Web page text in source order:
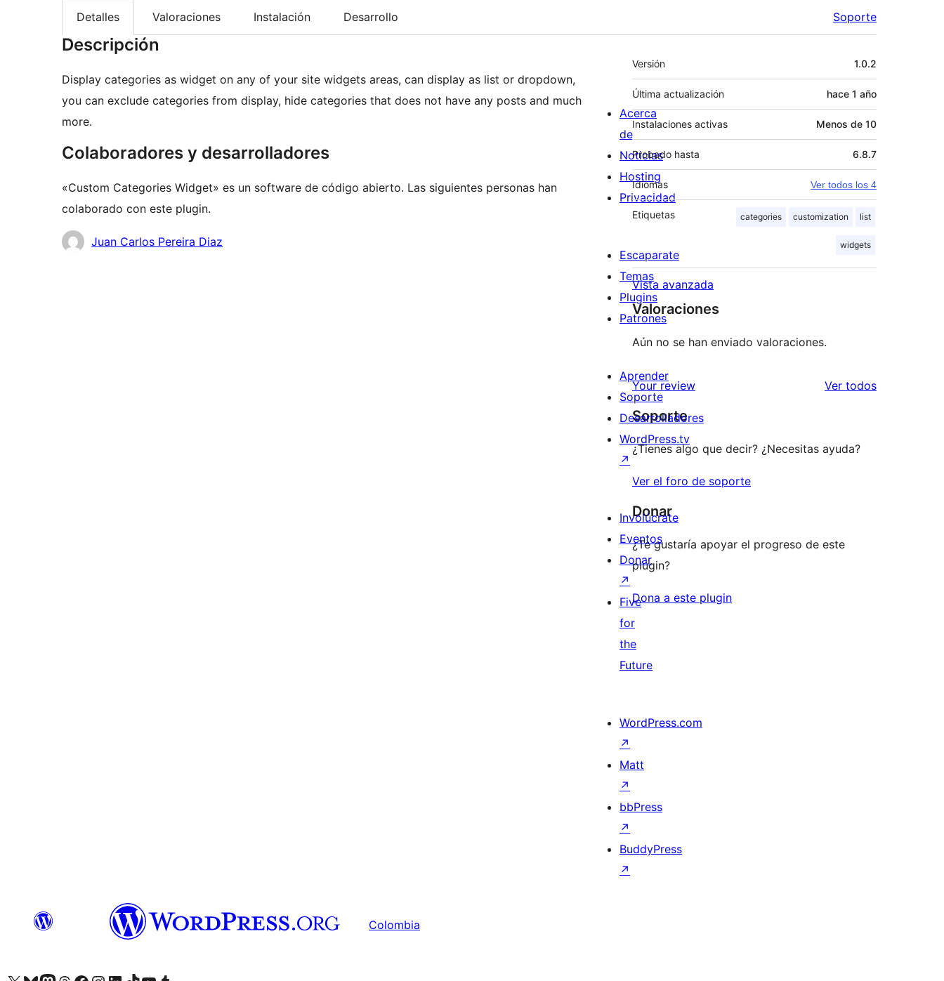
Detalles Valoraciones Instalación Desarrollo Soporte
Descripción
Display categories as widget on any of your site widgets areas, can display as list or dropdown,
you can exclude categories from display, hide categories that does not have any posts and much
more.
Colaboradores y desarrolladores
«Custom Categories Widget» es un software de código abierto. Las siguientes personas han
colaborado con este plugin.
Colaboradores
Juan Carlos Pereira Diaz
Meta
Versión 1.0.2
Última actualización hace 1 año
Instalaciones activas Menos de 10
Probado hasta 6.8.7
Idiomas Ver todos los 4
Etiquetas categories customization list
widgets
Vista avanzada
Valoraciones
Aún no se han enviado valoraciones.
Your review Ver todoslos
Soporte
¿Tienes algo que decir? ¿Necesitas ayuda?
Ver el foro de soporte
Donar
¿Te gustaría apoyar el progreso de este
plugin?
Dona a este plugin
Acerca
de
Noticias
Hosting
Privacidad
Escaparate
Temas
Plugins
Patrones
Aprender
Soporte
Desarrolladores
WordPress.tv
↗
Involúcrate
Eventos
Donar
↗
Five
for
the
Future
WordPress.com
↗
Matt
↗
bbPress
↗
BuddyPress
↗
Colombia